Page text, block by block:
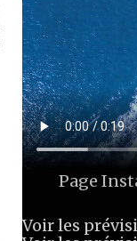
Page
Voir les